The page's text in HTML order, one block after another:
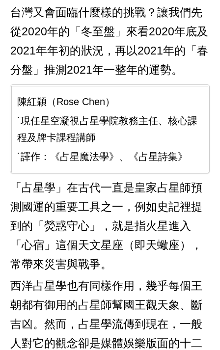
台灣又會面臨什麼樣的挑戰？讓我們先
從2020年的「冬至盤」來看2020年底及
2021年年初的狀況，再以2021年的「春
分盤」推測2021年一整年的運勢。
陳紅穎（Rose Chen）
˙現任星空凝視占星學院教務主任、核心課
程及牌卡課程講師
˙譯作：《占星魔法學》、《占星詩集》
「占星學」在古代一直是皇家占星師預
測國運的重要工具之一，例如史記裡提
到的「熒惑守心」，就是指火星進入
「心宿」這個天文星座（即天蠍座），
常帶來災害與戰爭。
西洋占星學也有同樣作用，幾乎每個王
朝都有御用的占星師幫國王觀天象、斷
吉凶。然而，占星學流傳到現在，一般
人對它的觀念卻是媒體娛樂版面的十二